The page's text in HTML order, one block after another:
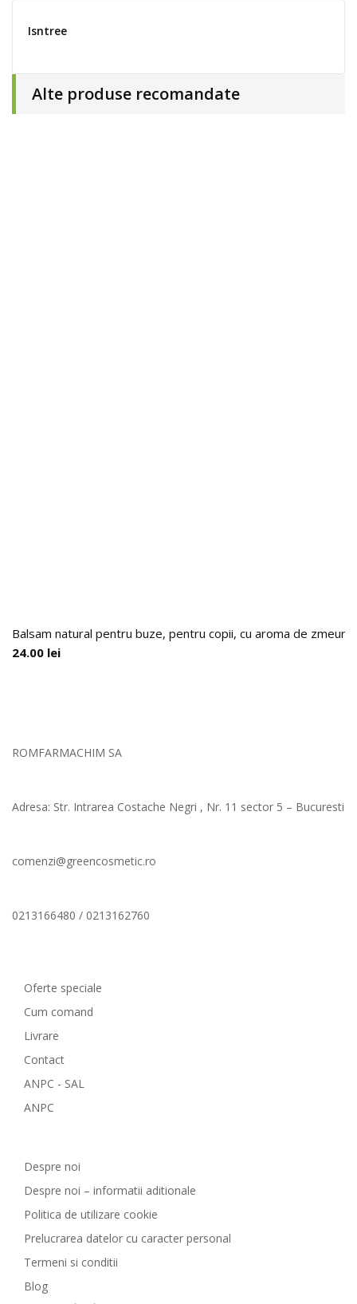
Isntree
Alte produse recomandate
Balsam natural pentru buze, pentru copii, cu aroma de
24.00 lei
ROMFARMACHIM SA
Adresa: Str. Intrarea Costache Negri , Nr. 11 sector 5 – Bucuresti
comenzi@greencosmetic.ro
0213166480 / 0213162760
Oferte speciale
Cum comand
Livrare
Contact
ANPC - SAL
ANPC
Despre noi
Despre noi – informatii aditionale
Politica de utilizare cookie
Prelucrarea datelor cu caracter personal
Termeni si conditii
Blog